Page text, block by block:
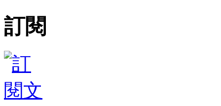
訂閱